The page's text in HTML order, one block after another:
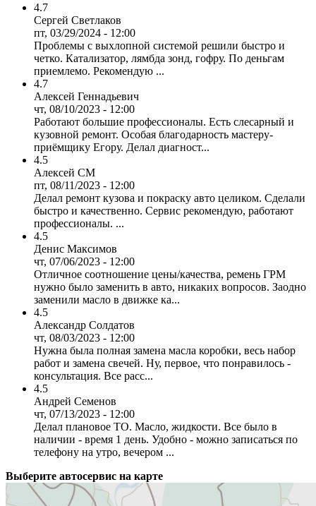
4.7
Сергей Светлаков
пт, 03/29/2024 - 12:00
Проблемы с выхлопной системой решили быстро и
четко. Катализатор, лямбда зонд, гофру. По деньгам
приемлемо. Рекомендую ...
4.7
Алексей Геннадьевич
чт, 08/10/2023 - 12:00
Работают большие профессионалы. Есть слесарный и
кузовной ремонт. Особая благодарность мастеру-
приёмщику Егору. Делал диагност...
4.5
Алексей СМ
пт, 08/11/2023 - 12:00
Делал ремонт кузова и покраску авто целиком. Сделали
быстро и качественно. Сервис рекомендую, работают
профессионалы. ...
4.5
Денис Максимов
чт, 07/06/2023 - 12:00
Отличное соотношение цены/качества, ремень ГРМ
нужно было заменить в авто, никаких вопросов. Заодно
заменили масло в движке ка...
4.5
Александр Солдатов
чт, 08/03/2023 - 12:00
Нужна была полная замена масла коробки, весь набор
работ и замена свечей. Ну, первое, что понравилось -
консультация. Все расс...
4.5
Андрей Семенов
чт, 07/13/2023 - 12:00
Делал плановое ТО. Масло, жидкости. Все было в
наличии - время 1 день. Удобно - можно записаться по
телефону на утро, вечером ...
Выберите автосервис на карте